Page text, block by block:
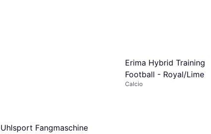
Uhlsport Fangmaschine
Erima Hybrid Training
Football - Royal/Lime
Calcio